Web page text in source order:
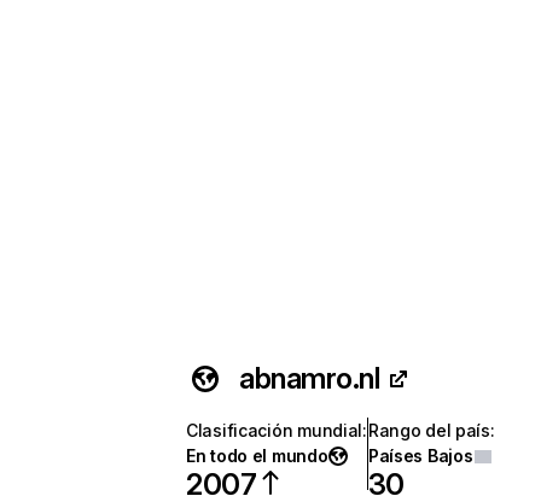
abnamro.nl
Clasificación mundial:
En todo el mundo
2007
Rango del país:
Países Bajos
30